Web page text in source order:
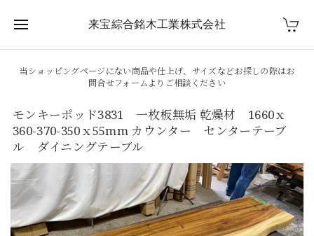
来宝綜合銘木工業株式会社
当ショッピングページにない商品や仕上げ、サイズなどお探しの際はお
問合せフォームよりご相談ください
モンキーポッド3831 一枚板無垢 乾燥材 1660ｘ
360-370-350ｘ55mm カウンター センターテーブ
ル ダイニングテーブル